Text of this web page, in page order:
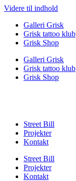
Videre til indhold
Galleri Grisk
Grisk tattoo klub
Grisk Shop
Galleri Grisk
Grisk tattoo klub
Grisk Shop
Street Bill
Projekter
Kontakt
Street Bill
Projekter
Kontakt